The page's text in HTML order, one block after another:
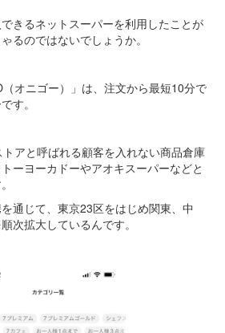
きるネットスーパーを利用したことが
るのではないでしょうか。
オニゴー）」は、注文から最短10分で
す。
アと呼ばれる顧客を入れない商品倉庫
ーヨーカドーやアオキスーパーなどと
通じて、東京23区をはじめ関東、中
次拡大しているんです。